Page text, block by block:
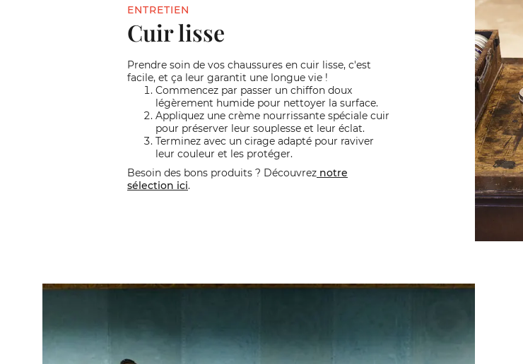
ENTRETIEN
Cuir lisse
Prendre soin de vos chaussures en cuir lisse, c'est
facile, et ça leur garantit une longue vie !
Commencez par passer un chiffon doux
légèrement humide pour nettoyer la surface.
Appliquez une crème nourrissante spéciale cuir
pour préserver leur souplesse et leur éclat.
Terminez avec un cirage adapté pour raviver
leur couleur et les protéger.
Besoin des bons produits ? Découvrez notre
sélection ici.